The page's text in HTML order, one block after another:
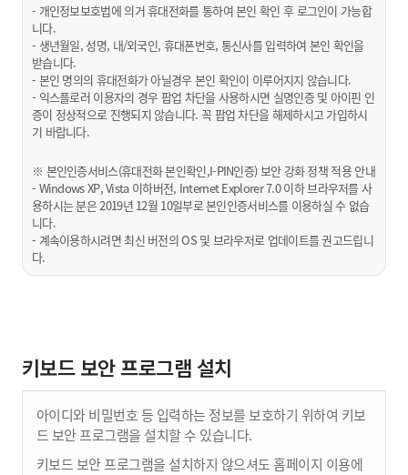
- 개인정보보호법에 의거 휴대전화를 통하여 본인 확인 후 로그인이 가능합
니다.
- 생년월일, 성명, 내/외국인, 휴대폰번호, 통신사를 입력하여 본인 확인을
받습니다.
- 본인 명의의 휴대전화가 아닐경우 본인 확인이 이루어지지 않습니다.
- 익스플로러 이용자의 경우 팝업 차단을 사용하시면 실명인증 및 아이핀 인
증이 정상적으로 진행되지 않습니다. 꼭 팝업 차단을 해제하시고 가입하시
기 바랍니다.
※ 본인인증서비스(휴대전화 본인확인,I-PIN인증) 보안 강화 정책 적용 안내
- Windows XP, Vista 이하버전, Internet Explorer 7.0 이하 브라우저를 사
용하시는 분은 2019년 12월 10일부로 본인인증서비스를 이용하실 수 없습
니다.
- 계속이용하시려면 최신 버전의 OS 및 브라우저로 업데이트를 권고드립니
다.
키보드 보안 프로그램 설치
아이디와 비밀번호 등 입력하는 정보를 보호하기 위하여 키보
드 보안 프로그램을 설치할 수 있습니다.
키보드 보안 프로그램을 설치하지 않으셔도 홈페이지 이용에